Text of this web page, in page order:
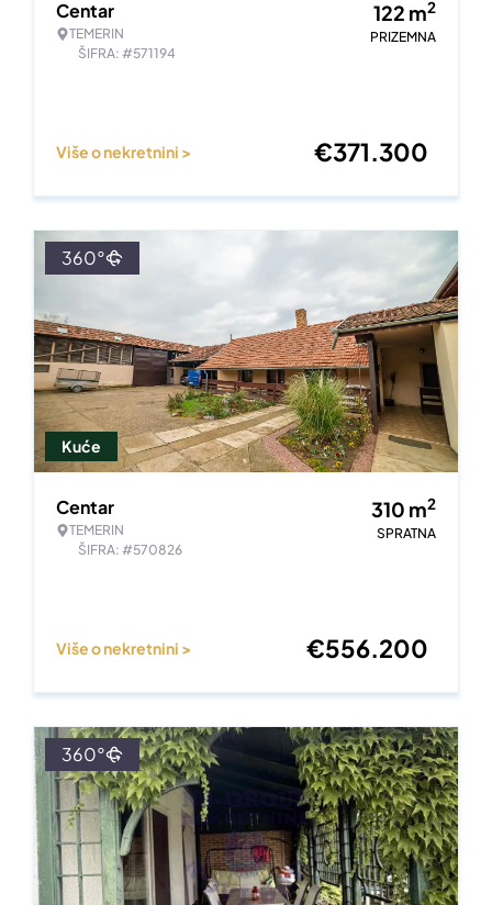
Centar
TEMERIN
ŠIFRA: #571194
122 m2
PRIZEMNA
Više o nekretnini > €371.300
Kuće
360°
Centar
TEMERIN
ŠIFRA: #570826
310 m2
SPRATNA
Više o nekretnini > €556.200
360°